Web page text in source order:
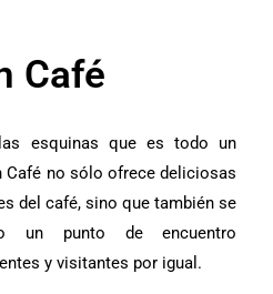
Café
esquinas que es todo un
Café no sólo ofrece deliciosas
del café, sino que también se
un punto de encuentro
y visitantes por igual.